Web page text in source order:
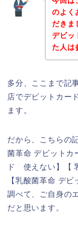
のよく
だきま
デビッ
た人は
多分、ここまで記
店でデビットカー
ます。
だから、こちらの
菌革命 デビットカ
ド 使えない】【
【乳酸菌革命 デ
調べて、ご自身の
だと思います。